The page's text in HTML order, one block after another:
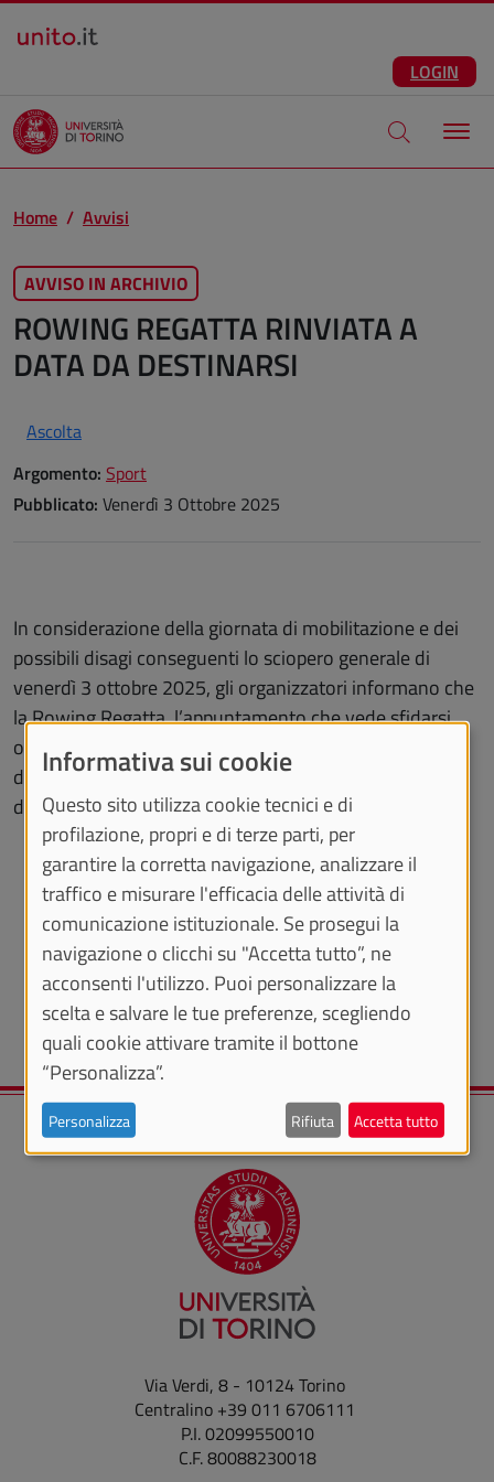
Salta al contenuto principale
LOGIN
Apri modale
Home Avvisi
AVVISO IN ARCHIVIO
ROWING REGATTA RINVIATA A
DATA DA DESTINARSI
Ascolta
Argomento: Sport
Pubblicato: Venerdì 3 Ottobre 2025
In considerazione della giornata di mobilitazione e dei
possibili disagi conseguenti lo sciopero generale di
venerdì 3 ottobre 2025, gli organizzatori informano che
la Rowing Regatta, l’appuntamento che vede sfidarsi
ogni anno sul Po gli equipaggi dell’Università di Torino
del Politecnico di Torino e di ESCP è rinviata a data da
destinarsi.
VEDI ANCHE
www.custorino.it
Via Verdi, 8 - 10124 Torino
Centralino +39 011 6706111
P.I. 02099550010
C.F. 80088230018
Informativa sui cookie
Questo sito utilizza cookie tecnici e di
profilazione, propri e di terze parti, per
garantire la corretta navigazione, analizzare il
traffico e misurare l'efficacia delle attività di
comunicazione istituzionale. Se prosegui la
navigazione o clicchi su "Accetta tutto”, ne
acconsenti l'utilizzo. Puoi personalizzare la
scelta e salvare le tue preferenze, scegliendo
quali cookie attivare tramite il bottone
“Personalizza”.
Personalizza Rifiuta Accetta tutto